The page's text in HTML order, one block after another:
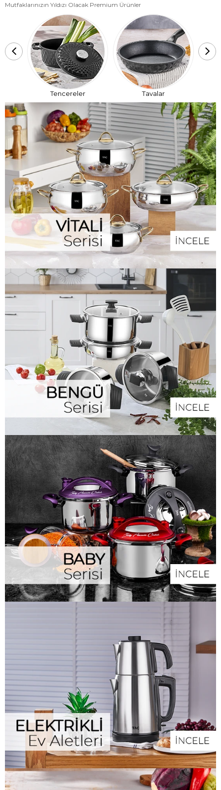
Mutfaklarınızın Yıldızı Olacak Premium Ürünler
Tencereler Tavalar